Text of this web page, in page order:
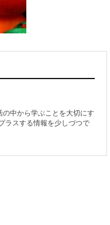
の中から学ぶことを大切にす
ラスする情報を少しづつで